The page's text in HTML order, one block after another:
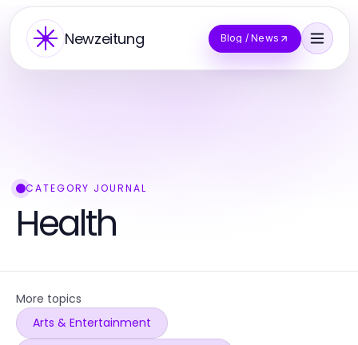
Newzeitung Blog / News
CATEGORY JOURNAL
Health
More topics
Arts & Entertainment